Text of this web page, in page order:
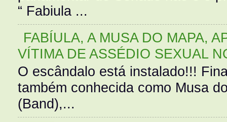
“ Fabiula ...
FABÍULA, A MUSA DO MAPA,
VÍTIMA DE ASSÉDIO SEXUAL
O escândalo está instalado!!!
também conhecida como Musa
(Band),...